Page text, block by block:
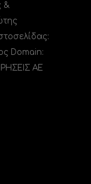
&
Domain:
ΑΕ